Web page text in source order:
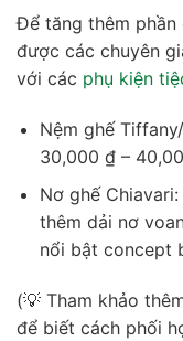
Để tăng thêm phần
được các chuyên
với các phụ kiện
Nệm ghế
30,000 ₫ –
Nơ ghế
thêm dải nơ
nổi bật concept
(💡 Tham khảo
để biết cách phối